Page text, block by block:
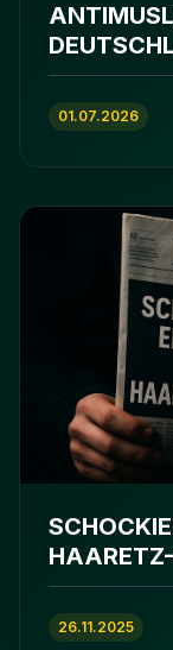
01.07.2026
WIRKLICH
26.11.2025